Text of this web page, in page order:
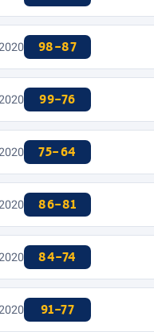
98-87
·
99-76
·
75-64
·
86-81
·
84-74
·
91-77
·